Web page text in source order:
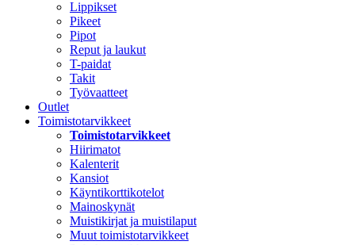
Lippikset
Pikeet
Pipot
Reput ja laukut
T-paidat
Takit
Työvaatteet
Outlet
Toimistotarvikkeet
Toimistotarvikkeet
Hiirimatot
Kalenterit
Kansiot
Käyntikorttikotelot
Mainoskynät
Muistikirjat ja muistilaput
Muut toimistotarvikkeet